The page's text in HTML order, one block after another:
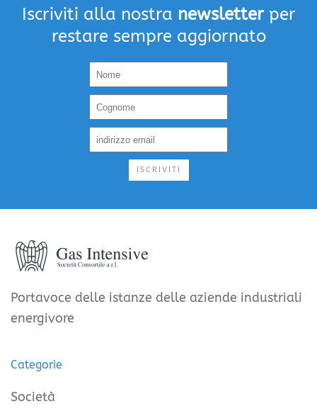
Iscriviti alla nostra newsletterper
restare sempre aggiornato
ISCRIVITI
Portavoce delle istanze delle aziende industriali
energivore
Categorie
Società